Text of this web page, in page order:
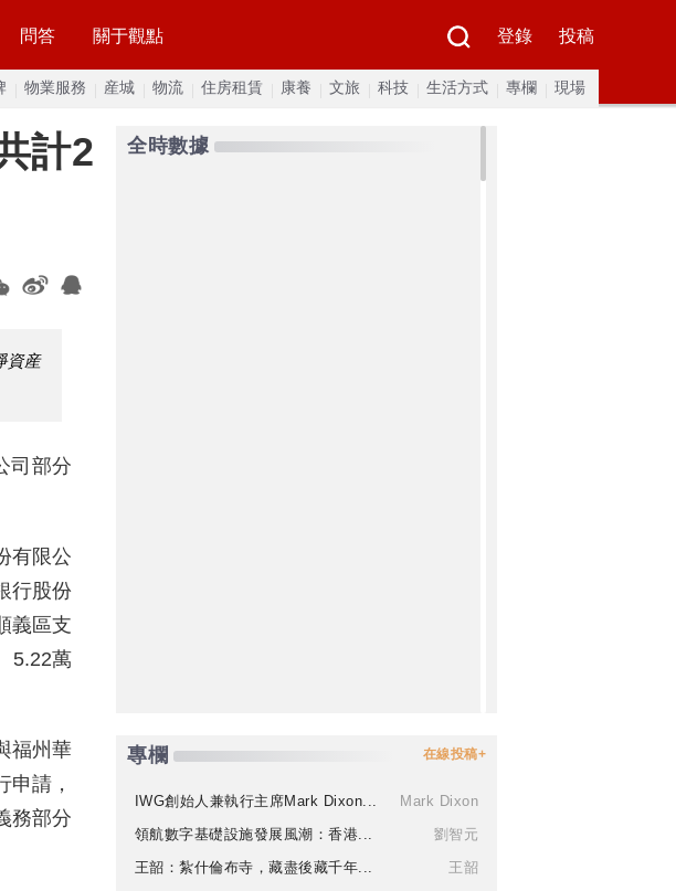
問答 關于觀點 登錄 投稿
物業服務 産城 物流 住房租賃 康養 文旅 科技 生活方式 專欄 現場
計2
資産
司部分
有限公
行股份
義區支
5.22萬
福州華
請，
務部分
全時數據
專欄 在線投稿+
IWG創始人兼執行主席Mark Dixon...
Mark Dixon
領航數字基礎設施發展風潮：香港...
劉智元
王韶：紮什倫布寺，藏盡後藏千年...
王韶